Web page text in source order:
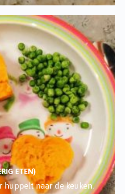
ETEN)
huppelt naar de keuken.